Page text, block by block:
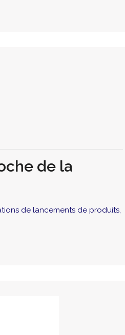
de la
de lancements de produits,